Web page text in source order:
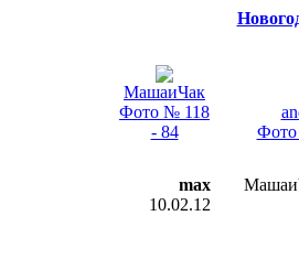
МашаиЧак
Фото № 118
- 84
max
10.02.12